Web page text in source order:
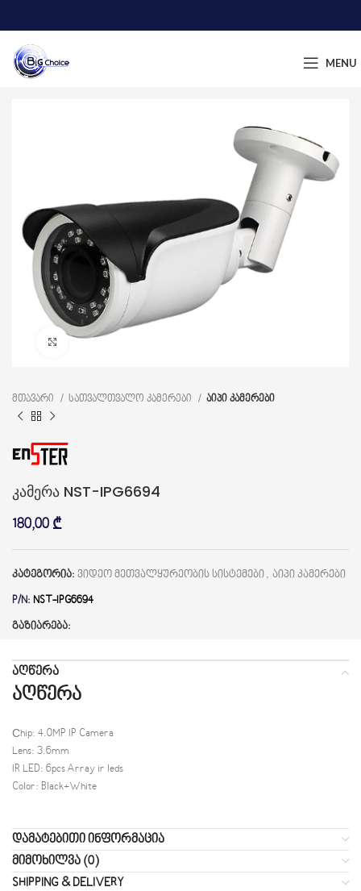
MENU
დააწკაპუნეთ გასადიდებლად
მთავარი სათვალთვალო კამერები აიპი კამერები
კამერა NST-IPG6694
180,00 ₾
კატეგორია: ვიდეო მეთვალყურეობის სისტემები , აიპი კამერები
P/N: NST-IPG6694
გაზიარება:
ᲐᲦᲬᲔᲠᲐ
აღწერა
Сhip: 4.0MP IP Camera
Lens: 3.6mm
IR LED: 6pcs Array ir leds
Color: Black+White
ᲓᲐᲛᲐᲢᲔᲑᲘᲗᲘ ᲘᲜᲤᲝᲠᲛᲐᲪᲘᲐ
ᲛᲘᲛᲝᲮᲘᲚᲕᲐ (0)
SHIPPING & DELIVERY